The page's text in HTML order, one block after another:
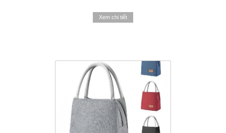
Xem chi tiết